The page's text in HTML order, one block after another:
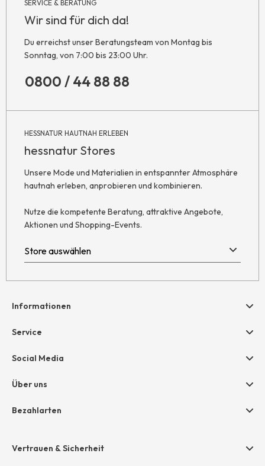
SERVICE & BERATUNG
Wir sind für dich da!
Du erreichst unser Beratungsteam von Montag bis
Sonntag, von 7:00 bis 23:00 Uhr.
0800 / 44 88 88
HESSNATUR HAUTNAH ERLEBEN
hessnatur Stores
Unsere Mode und Materialien in entspannter Atmosphäre
hautnah erleben, anprobieren und kombinieren.
Nutze die kompetente Beratung, attraktive Angebote,
Aktionen und Shopping-Events.
Informationen
Hilfe & Kontakt
Retoure
AGB
Datenschutz
Service
Geschenkgutscheine
Größentabelle
Social Media
Über uns
Unternehmen
Bezahlarten
Amazon Pay
Vertrauen & Sicherheit